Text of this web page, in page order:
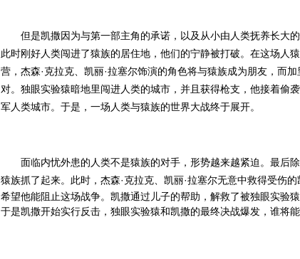
但是凯撒因为与第一部主角的承诺，以及从小由人类抚养长大的
此时刚好人类闯进了猿族的居住地，他们的宁静被打破。在这场人
营，杰森·克拉克、凯丽·拉塞尔饰演的角色将与猿族成为朋友，而
对。独眼实验猿暗地里闯进人类的城市，并且获得枪支，他接着偷
军人类城市。于是，一场人类与猿族的世界大战终于展开。
面临内忧外患的人类不是猿族的对手，形势越来越紧迫。最后除
猿族抓了起来。此时， 杰森·克拉克、凯丽·拉塞尔无意中救得受伤
希望他能阻止这场战争。凯撒通过儿子的帮助，解救了被独眼实验
于是凯撒开始实行反击， 独眼实验猿和凯撒的最终决战爆发，谁将